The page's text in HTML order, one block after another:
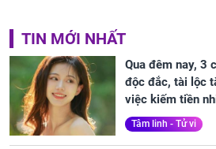
TIN MỚI NHẤT
Qua đêm nay, 3
độc đắc, tài lộc
việc kiếm tiền
Tâm linh - Tử vi